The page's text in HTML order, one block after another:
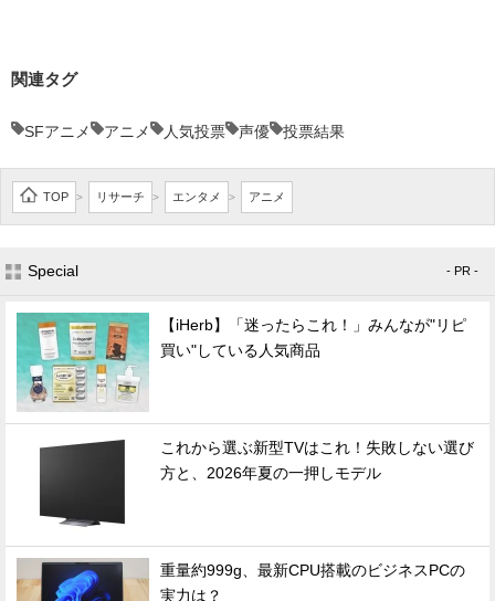
関連タグ
SFアニメ アニメ 人気投票 声優 投票結果
TOP > リサーチ > エンタメ > アニメ
Special - PR -
【iHerb】「迷ったらこれ！」みんなが"リピ
買い"している人気商品
これから選ぶ新型TVはこれ！失敗しない選び
方と、2026年夏の一押しモデル
重量約999g、最新CPU搭載のビジネスPCの
実力は？